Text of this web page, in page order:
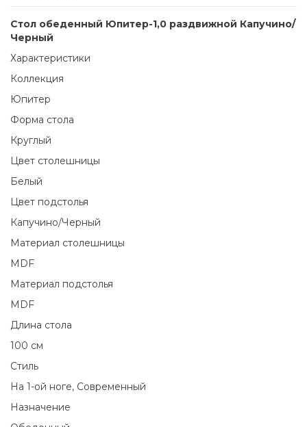
Стол обеденный Юпитер-1,0 раздвижной Капучино/
Черный
Характеристики
Коллекция
Юпитер
Форма стола
Круглый
Цвет столешницы
Белый
Цвет подстолья
Капучино/Черный
Материал столешницы
MDF
Материал подстолья
MDF
Длина стола
100 см
Стиль
На 1-ой ноге, Современный
Назначение